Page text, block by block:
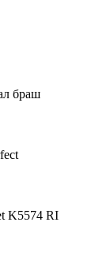
браш
K5574 RI